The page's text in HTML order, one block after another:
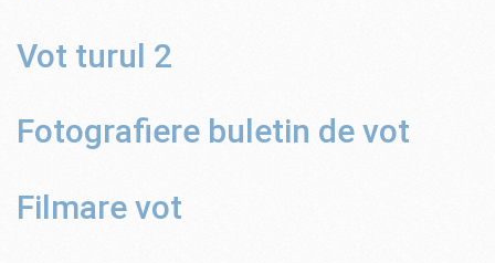
Vot turul 2
Fotografiere buletin de vot
Filmare vot